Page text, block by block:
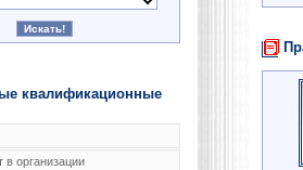
квалификационные
организации